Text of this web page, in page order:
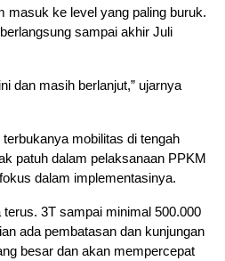
masuk ke level yang paling buruk.
sampai akhir Juli
dan masih berlanjut,” ujarnya
mobilitas di tengah
patuh dalam pelaksanaan PPKM
dalam implementasinya.
3T sampai minimal 500.000
ada pembatasan dan kunjungan
besar dan akan mempercepat